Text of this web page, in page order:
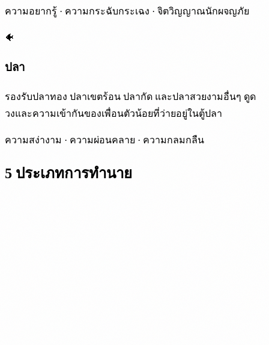
ความอยากรู้ · ความกระฉับกระเฉง · จิตวิญญาณนักผจญภัย
🐠
ปลา
รองรับปลาทอง ปลาเขตร้อน ปลากัด และปลาสวยงามอื่นๆ ดูด
วงและความเข้ากันของเพื่อนตัวน้อยที่ว่ายอยู่ในตู้ปลา
ความสง่างาม · ความผ่อนคลาย · ความกลมกลืน
5 ประเภทการทำนาย